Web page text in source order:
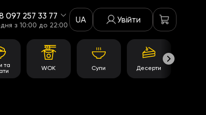
097 257 33 77
з 10:00 до 22:00
UA Увійти
та
WOK Супи Десерти